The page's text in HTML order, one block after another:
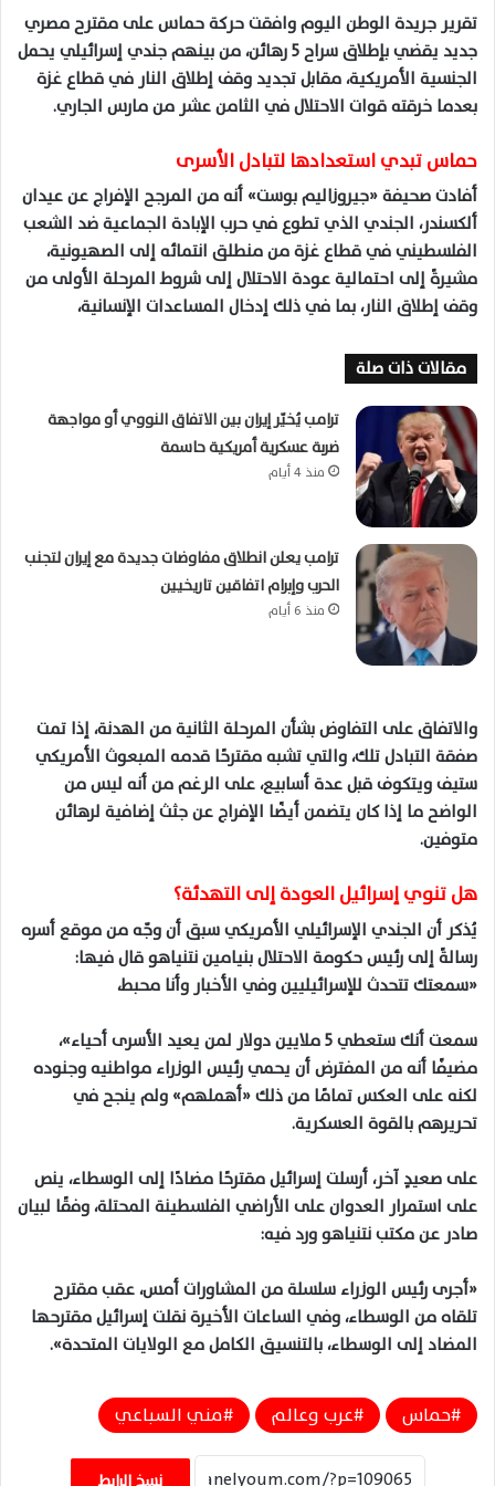
تقرير جريدة الوطن اليوم وافقت حركة حماس على مقترح مصري
جديد يقضي بإطلاق سراح 5 رهائن، من بينهم جندي إسرائيلي يحمل
الجنسية الأمريكية، مقابل تجديد وقف إطلاق النار في قطاع غزة
بعدما خرقته قوات الاحتلال في الثامن عشر من مارس الجاري.
حماس تبدي استعدادها لتبادل الأسرى
أفادت صحيفة «جيروزاليم بوست» أنه من المرجح الإفراج عن عيدان
ألكسندر، الجندي الذي تطوع في حرب الإبادة الجماعية ضد الشعب
الفلسطيني في قطاع غزة من منطلق انتمائه إلى الصهيونية،
مشيرةً إلى احتمالية عودة الاحتلال إلى شروط المرحلة الأولى من
وقف إطلاق النار، بما في ذلك إدخال المساعدات الإنسانية،
مقالات ذات صلة
ترامب يُخيّر إيران بين الاتفاق النووي أو مواجهة
ضربة عسكرية أمريكية حاسمة
منذ 4 أيام
ترامب يعلن انطلاق مفاوضات جديدة مع إيران لتجنب
الحرب وإبرام اتفاقين تاريخيين
منذ 6 أيام
والاتفاق على التفاوض بشأن المرحلة الثانية من الهدنة، إذا تمت
صفقة التبادل تلك، والتي تشبه مقترحًا قدمه المبعوث الأمريكي
ستيف ويتكوف قبل عدة أسابيع، على الرغم من أنه ليس من
الواضح ما إذا كان يتضمن أيضًا الإفراج عن جثث إضافية لرهائن
متوفين.
هل تنوي إسرائيل العودة إلى التهدئة؟
يُذكر أن الجندي الإسرائيلي الأمريكي سبق أن وجّه من موقع أسره
رسالةً إلى رئيس حكومة الاحتلال بنيامين نتنياهو قال فيها:
«سمعتك تتحدث للإسرائيليين وفي الأخبار وأنا محبط،
سمعت أنك ستعطي 5 ملايين دولار لمن يعيد الأسرى أحياء»،
مضيفًا أنه من المفترض أن يحمي رئيس الوزراء مواطنيه وجنوده
لكنه على العكس تمامًا من ذلك «أهملهم» ولم ينجح في
تحريرهم بالقوة العسكرية.
على صعيدٍ آخر، أرسلت إسرائيل مقترحًا مضادًا إلى الوسطاء، ينص
على استمرار العدوان على الأراضي الفلسطينة المحتلة، وفقًا لبيان
صادر عن مكتب نتنياهو ورد فيه:
«أجرى رئيس الوزراء سلسلة من المشاورات أمس، عقب مقترح
تلقاه من الوسطاء، وفي الساعات الأخيرة نقلت إسرائيل مقترحها
المضاد إلى الوسطاء، بالتنسيق الكامل مع الولايات المتحدة».
حماس عرب وعالم مني السباعي
نسخ الرابط